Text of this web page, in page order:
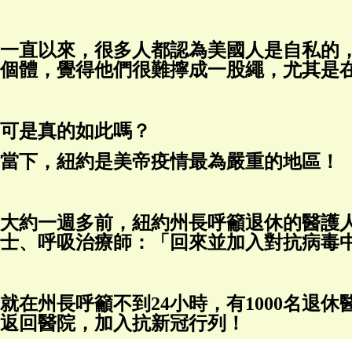
一直以來，很多人都認為美國人是自私的
個體，覺得他們很難擰成一股繩，尤其是
可是真的如此嗎？
當下，紐約是美帝疫情最為嚴重的地區！
大約一週多前，紐約州長呼籲退休的醫護
士、呼吸治療師：「回來並加入對抗病毒
就在州長呼籲不到24小時，有1000名退休
返回醫院，加入抗新冠行列！